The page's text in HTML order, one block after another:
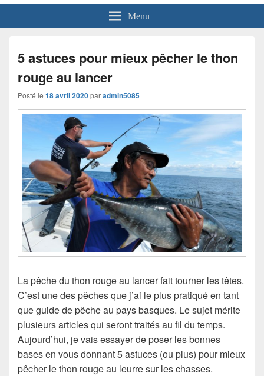
Menu
5 astuces pour mieux pêcher le thon
rouge au lancer
Posté le 18 avril 2020paradmin5085
La pêche du thon rouge au lancer fait tourner les têtes.
C’est une des pêches que j’ai le plus pratiqué en tant
que guide de pêche au pays basques. Le sujet mérite
plusieurs articles qui seront traités au fil du temps.
Aujourd’hui, je vais essayer de poser les bonnes
bases en vous donnant 5 astuces (ou plus) pour mieux
pêcher le thon rouge au leurre sur les chasses.